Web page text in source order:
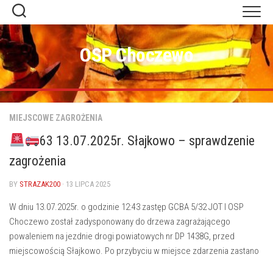
Skip
content
OSP Choczewo
MIEJSCOWE ZAGROŻENIA
63 13.07.2025r. Słajkowo – sprawdzenie
zagrożenia
BY STRAZAK200 · 13 LIPCA 2025
W dniu 13.07.2025r. o godzinie 12:43 zastęp GCBA 5/32 JOT I OSP
Choczewo został zadysponowany do drzewa zagrażającego
powaleniem na jezdnie drogi powiatowych nr DP 1438G, przed
miejscowością Słajkowo. Po przybyciu w miejsce zdarzenia zastano